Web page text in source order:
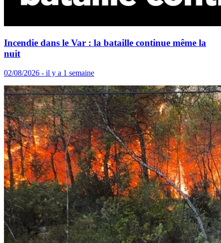
Incendie dans le Var : la bataille continue même la
nuit
02/08/2026 - il y a 1 semaine